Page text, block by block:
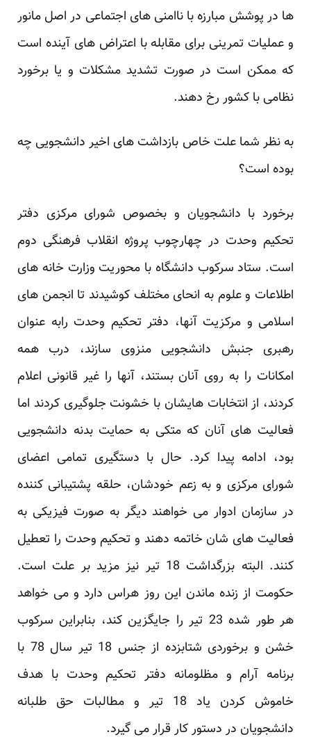
ها در پوشش مبارزه با ناامنی های اجتماعی در اصل مانور
و عملیات تمرینی برای مقابله با اعتراض های آینده است
که ممکن است در صورت تشدید مشکلات و یا برخورد
نظامی با کشور رخ دهند.
به نظر شما علت خاص بازداشت های اخیر دانشجویی چه
بوده است؟
برخورد با دانشجویان و بخصوص شورای مرکزی دفتر
تحکیم وحدت در چهارچوب پروژه انقلاب فرهنگی دوم
است. ستاد سرکوب دانشگاه با محوریت وزارت خانه های
اطلاعات و علوم به انحای مختلف کوشیدند تا انجمن های
اسلامی و مرکزیت آنها، دفتر تحکیم وحدت رابه عنوان
رهبری جنبش دانشجویی منزوی سازند، درب همه
امکانات را به روی آنان بستند، آنها را غیر قانونی اعلام
کردند، از انتخابات هایشان با خشونت جلوگیری کردند اما
فعالیت های آنان که متکی به حمایت بدنه دانشجویی
بود، ادامه پیدا کرد. حال با دستگیری تمامی اعضای
شورای مرکزی و به زعم خودشان، حلقه پشتیبانی کننده
در سازمان ادوار می خواهند دیگر به صورت فیزیکی به
فعالیت های شان خاتمه دهند و تحکیم وحدت را تعطیل
کنند. البته بزرگداشت 18 تیر نیز مزید بر علت است.
حکومت از زنده ماندن این روز هراس دارد و می خواهد
هر طور شده 23 تیر را جایگزین کند، بنابراین سرکوب
خشن و برخوردی شتابزده از جنس 18 تیر سال 78 با
برنامه آرام و مظلومانه دفتر تحکیم وحدت با هدف
خاموش کردن یاد 18 تیر و مطالبات حق طلبانه
دانشجویان در دستور کار قرار می گیرد.